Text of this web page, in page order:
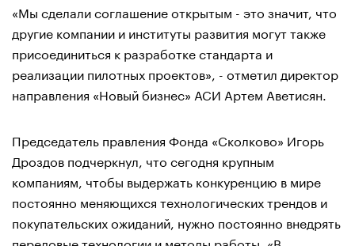
«Мы сделали соглашение открытым - это значит, что
другие компании и институты развития могут также
присоединиться к разработке стандарта и
реализации пилотных проектов», - отметил директор
направления «Новый бизнес» АСИ Артем Аветисян.
Председатель правления Фонда «Сколково» Игорь
Дроздов подчеркнул, что сегодня крупным
компаниям, чтобы выдержать конкуренцию в мире
постоянно меняющихся технологических трендов и
покупательских ожиданий, нужно постоянно внедрять